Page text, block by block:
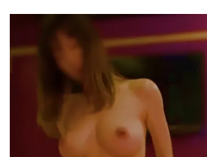
https://pcmax.jp/lp/?
ad_id=rm327007